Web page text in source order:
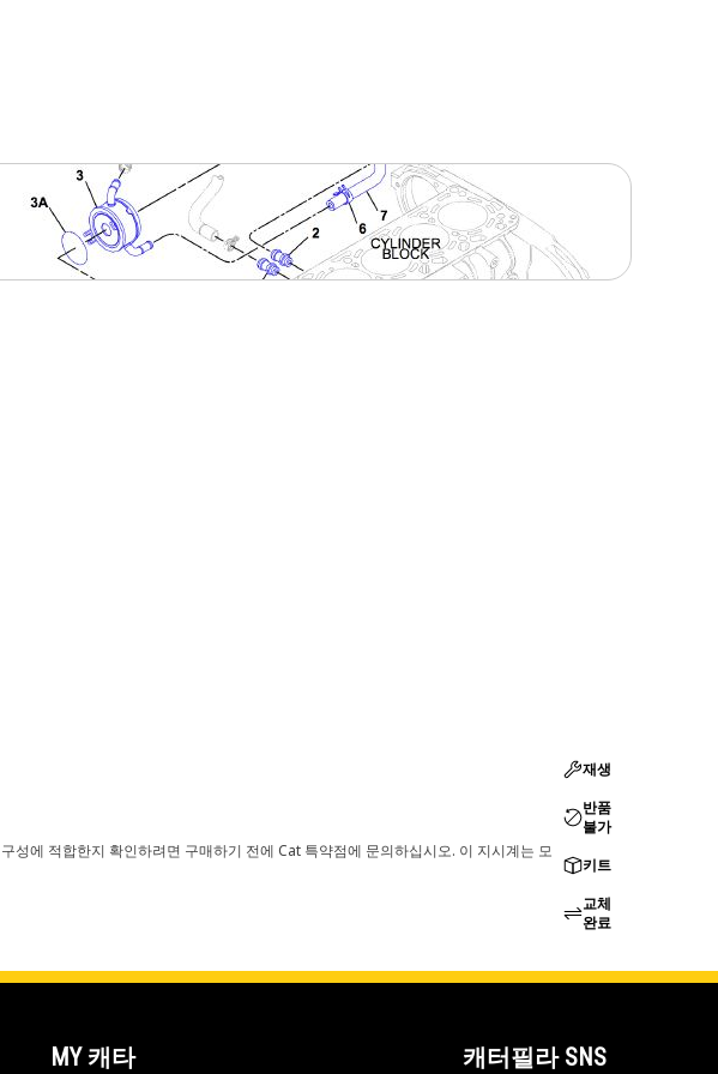
에 적합한지 확인하려면 구매하기 전에 Cat 특약점에 문의하십시오. 이 지시계는 모
재생
반품
불가
키트
교체
완료
MY 캐타 캐터필라 SNS